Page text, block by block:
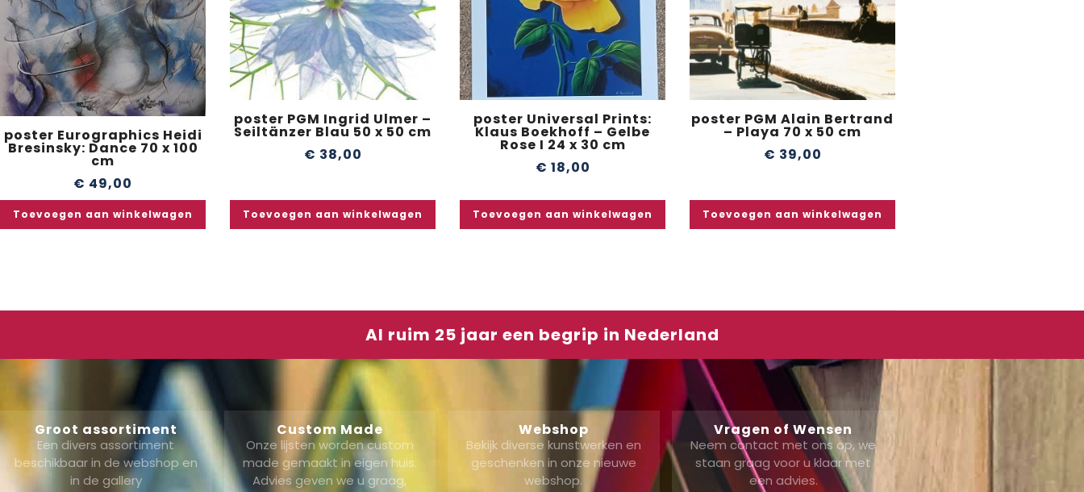
poster Eurographics Heidi
Bresinsky: Dance 70 x 100
cm
€ 49,00
Toevoegen aan winkelwagen
poster PGM Ingrid Ulmer –
Seiltänzer Blau 50 x 50 cm
€ 38,00
Toevoegen aan winkelwagen
poster Universal Prints:
Klaus Boekhoff – Gelbe
Rose I 24 x 30 cm
€ 18,00
Toevoegen aan winkelwagen
poster PGM Alain Bertrand
– Playa 70 x 50 cm
€ 39,00
Toevoegen aan winkelwagen
Al ruim 25 jaar een begrip in Nederland
Groot assortiment
Een divers assortiment
beschikbaar in de webshop en
in de gallery
Custom Made
Onze lijsten worden custom
made gemaakt in eigen huis.
Advies geven we u graag,
Webshop
Bekijk diverse kunstwerken en
geschenken in onze nieuwe
webshop.
Vragen of Wensen
Neem contact met ons op, we
staan graag voor u klaar met
een advies.